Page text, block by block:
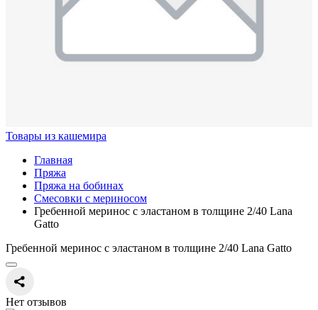
Товары из кашемира
Главная
Пряжа
Пряжа на бобинах
Смесовки с мериносом
Гребенной меринос с эластаном в толщине 2/40 Lana
Gatto
Гребенной меринос с эластаном в толщине 2/40 Lana Gatto
Нет отзывов